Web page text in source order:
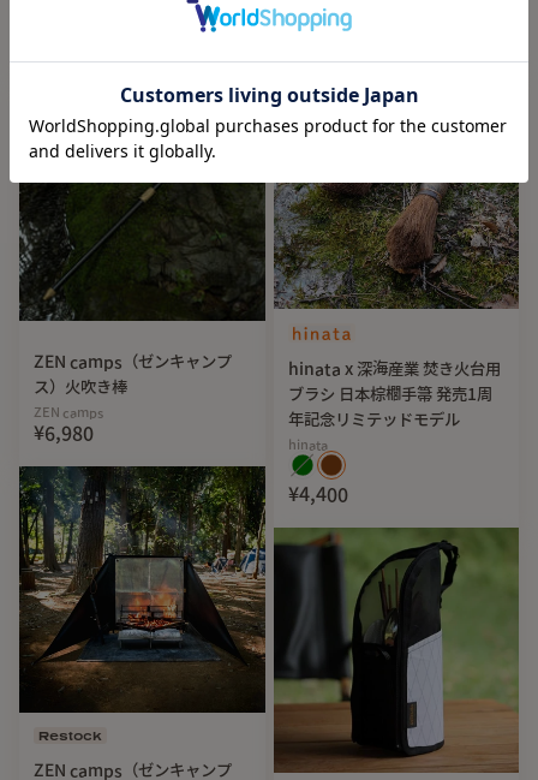
る。
大きな薪もつかめるしっかりとした形状。細枝・食品・ゴミ
など簡単に掴むことができる。
２.用途に合わせた長さに調整が可能
ZEN camps（ゼンキャンプ
ス）火吹き棒
ZEN camps
¥6,980
Restock
ZEN camps（ゼンキャンプ
ZEN camps
¥2,680
hinata x 深海産業 焚き火台用
ブラシ 日本棕櫚手箒 発売1周
年記念リミテッドモデル
hinata
¥4,400